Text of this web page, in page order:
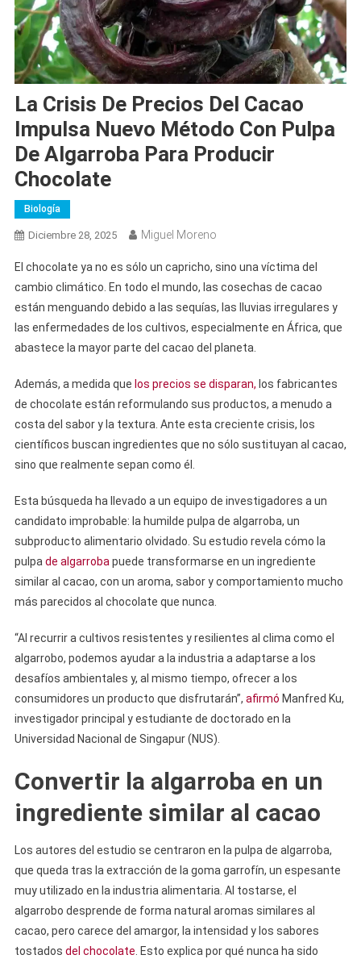
La Crisis De Precios Del Cacao
Impulsa Nuevo Método Con Pulpa
De Algarroba Para Producir
Chocolate
Biología
Diciembre 28, 2025 Miguel Moreno
El chocolate ya no es sólo un capricho, sino una víctima del
cambio climático. En todo el mundo, las cosechas de cacao
están menguando debido a las sequías, las lluvias irregulares y
las enfermedades de los cultivos, especialmente en África, que
abastece la mayor parte del cacao del planeta.
Además, a medida que los precios se disparan, los fabricantes
de chocolate están reformulando sus productos, a menudo a
costa del sabor y la textura. Ante esta creciente crisis, los
científicos buscan ingredientes que no sólo sustituyan al cacao,
sino que realmente sepan como él.
Esta búsqueda ha llevado a un equipo de investigadores a un
candidato improbable: la humilde pulpa de algarroba, un
subproducto alimentario olvidado. Su estudio revela cómo la
pulpa de algarroba puede transformarse en un ingrediente
similar al cacao, con un aroma, sabor y comportamiento mucho
más parecidos al chocolate que nunca.
“Al recurrir a cultivos resistentes y resilientes al clima como el
algarrobo, podemos ayudar a la industria a adaptarse a los
desafíos ambientales y, al mismo tiempo, ofrecer a los
consumidores un producto que disfrutarán”, afirmó Manfred Ku,
investigador principal y estudiante de doctorado en la
Universidad Nacional de Singapur (NUS).
Convertir la algarroba en un
ingrediente similar al cacao
Los autores del estudio se centraron en la pulpa de algarroba,
que queda tras la extracción de la goma garrofín, un espesante
muy utilizado en la industria alimentaria. Al tostarse, el
algarrobo desprende de forma natural aromas similares al
cacao, pero carece del amargor, la intensidad y los sabores
tostados del chocolate . Esto explica por qué nunca ha sido